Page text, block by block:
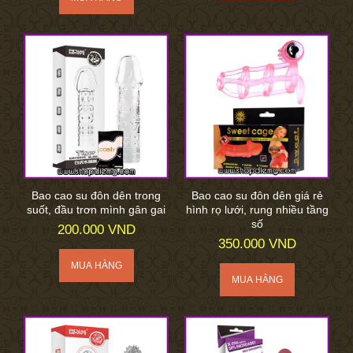
Bao cao su đôn dên trong
suốt, đầu trơn mình gân gai
200.000 VND
Bao cao su đôn dên giá rẻ
hình rọ lưới, rung nhiều tầng
số
350.000 VND